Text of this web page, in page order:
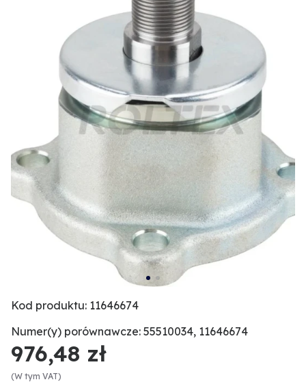
Kod produktu: 11646674
Numer(y) porównawcze: 55510034, 11646674
976,48 zł
(W tym VAT)